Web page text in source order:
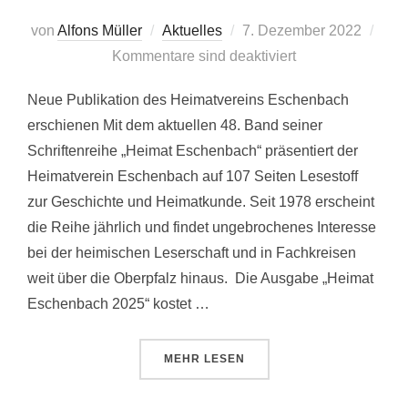
von Alfons Müller Aktuelles
Veröffentlicht
am
7. Dezember 2022
Kommentare sind deaktiviert
Neue Publikation des Heimatvereins Eschenbach
erschienen Mit dem aktuellen 48. Band seiner
Schriftenreihe „Heimat Eschenbach“ präsentiert der
Heimatverein Eschenbach auf 107 Seiten Lesestoff
zur Geschichte und Heimatkunde. Seit 1978 erscheint
die Reihe jährlich und findet ungebrochenes Interesse
bei der heimischen Leserschaft und in Fachkreisen
weit über die Oberpfalz hinaus. Die Ausgabe „Heimat
Eschenbach 2025“ kostet …
MEHR ÜBER „HEIMAT ESCHENBACH
LESEN